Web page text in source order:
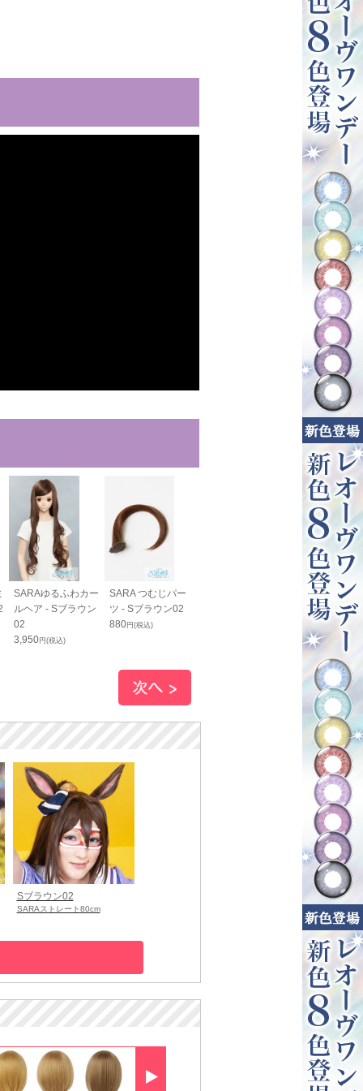
SARAゆるふわカー
ルヘア - Sブラウン
02
3,950円(税込)
SARA つむじパー
ツ - Sブラウン02
880円(税込)
SARAバンス
- Sブラウン02
1,750 円(税込)
Sブラウン02
SARAストレート80cm